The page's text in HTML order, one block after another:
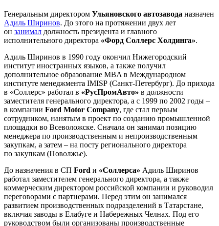
Генеральным директором Ульяновского автозавода назначен
Адиль Ширинов. До этого на протяжении двух лет
он занимал должность президента и главного
исполнительного директора «Форд Соллерс Холдинга».
Адиль Ширинов в 1990 году окончил Нижегородский
институт иностранных языков, а также получил
дополнительное образование MBA в Международном
институте менеджмента IMISP (Санкт-Петербург). До прихода
в «Соллерс» работал в «РусПромАвто» в должности
заместителя генерального директора, а с 1999 по 2002 годы –
в компании Ford Motor Company, где стал первым
сотрудником, нанятым в проект по созданию промышленной
площадки во Всеволожске. Сначала он занимал позицию
менеджера по производственным и непроизводственным
закупкам, а затем – на посту регионального директора
по закупкам (Поволжье).
До назначения в CП Ford и «Соллерса» Адиль Ширинов
работал заместителем генерального директора, а также
коммерческим директором российской компании и руководил
переговорами с партнерами. Перед этим он занимался
развитием производственных подразделений в Татарстане,
включая заводы в Елабуге и Набережных Челнах. Под его
руководством были организованы производственные